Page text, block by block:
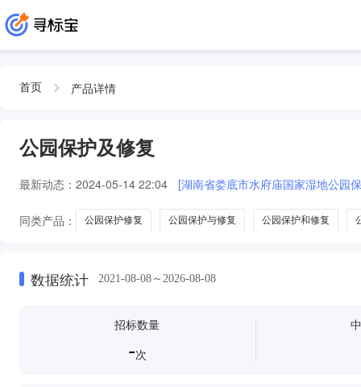
首页 产品详情
公园保护及修复
最新动态： 2024-05-14 22:04 [湖南省娄底市水府庙国家湿地公园
同类产品： 公园保护修复 公园保护与修复 公园保护和修复
数据统计 2021-08-08～2026-08-08
招标数量
-次